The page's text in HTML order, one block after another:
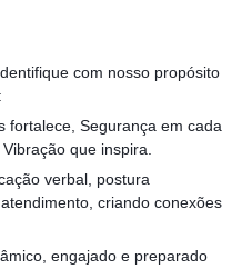
com nosso propósito
fortalece, Segurança em cada
que inspira.
verbal, postura
criando conexões
engajado e preparado